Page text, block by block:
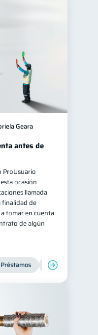
Geara
antes de
ProUsuario
ocasión
llamada
finalidad de
tomar en cuenta
de algún
Préstamos Entidad